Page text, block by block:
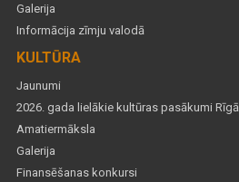
Galerija
Informācija zīmju valodā
KULTŪRA
Jaunumi
2026. gada lielākie kultūras pasākumi Rīgā
Amatiermāksla
Galerija
Finansēšanas konkursi